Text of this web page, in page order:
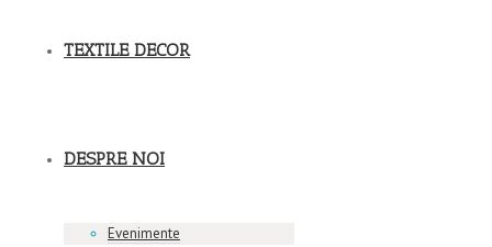
TEXTILE DECOR
DESPRE NOI
Evenimente